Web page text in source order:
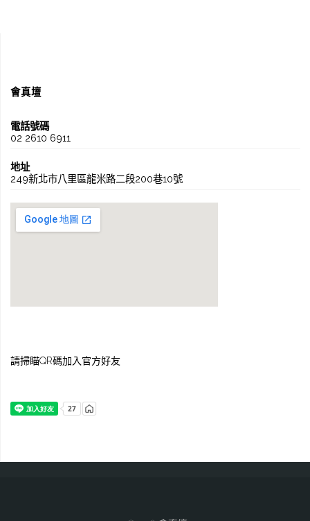
會真壇
電話號碼
02 2610 6911
地址
249新北市八里區龍米路二段200巷10號
請掃瞄QR碼加入官方好友